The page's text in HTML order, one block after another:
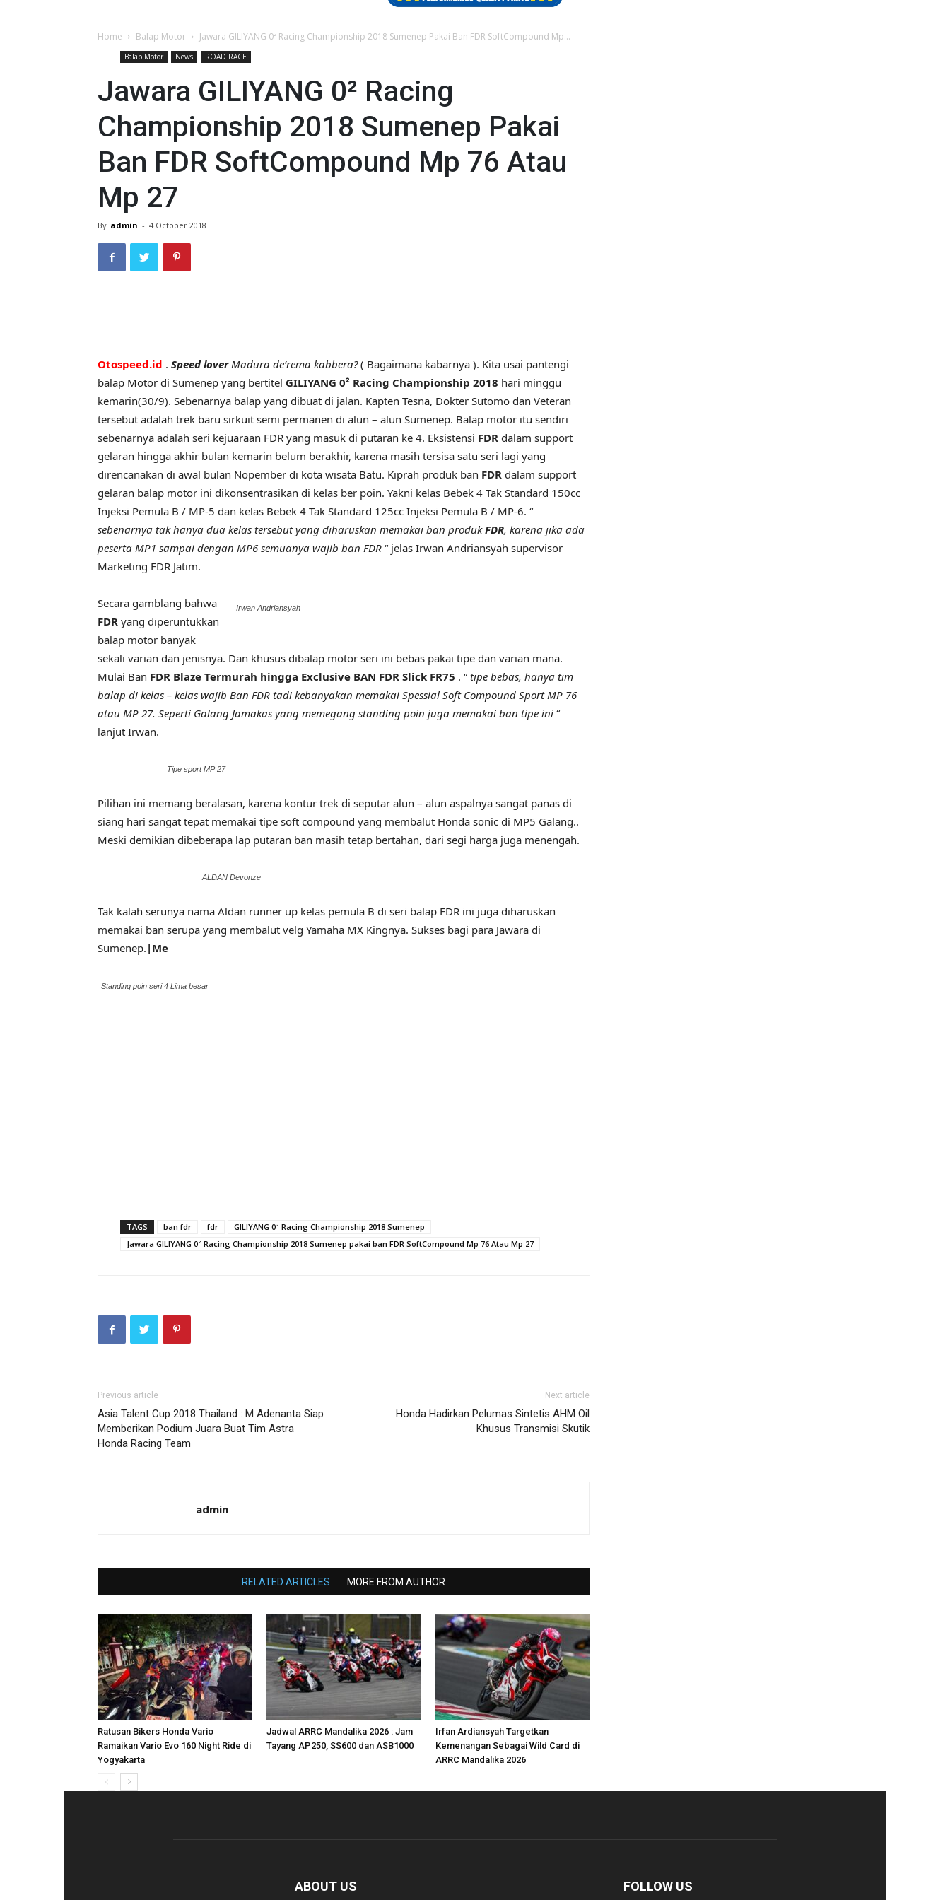
Home Balap Motor Jawara GILIYANG 0² Racing Championship 2018 Sumenep Pakai Ban FDR SoftCompound Mp...
Balap Motor News ROAD RACE
Jawara GILIYANG 0² Racing
Championship 2018 Sumenep Pakai
Ban FDR SoftCompound Mp 76 Atau
Mp 27
By admin - 4 October 2018
Otospeed.id . Speed loverMadura de’rema kabbera?( Bagaimana kabarnya ). Kita usai pantengi
balap Motor di Sumenep yang bertitel GILIYANG 0² Racing Championship 2018 hari minggu
kemarin(30/9). Sebenarnya balap yang dibuat di jalan. Kapten Tesna, Dokter Sutomo dan Veteran
tersebut adalah trek baru sirkuit semi permanen di alun – alun Sumenep. Balap motor itu sendiri
sebenarnya adalah seri kejuaraan FDR yang masuk di putaran ke 4. Eksistensi FDR dalam support
gelaran hingga akhir bulan kemarin belum berakhir, karena masih tersisa satu seri lagi yang
direncanakan di awal bulan Nopember di kota wisata Batu. Kiprah produk ban FDR dalam support
gelaran balap motor ini dikonsentrasikan di kelas ber poin. Yakni kelas Bebek 4 Tak Standard 150cc
Injeksi Pemula B / MP-5 dan kelas Bebek 4 Tak Standard 125cc Injeksi Pemula B / MP-6. “
sebenarnya tak hanya dua kelas tersebut yang diharuskan memakai ban produkFDR, karena jika ada
peserta MP1 sampai dengan MP6 semuanya wajib ban FDR “ jelas Irwan Andriansyah supervisor
Marketing FDR Jatim.
Irwan Andriansyah
Secara gamblang bahwa
FDR yang diperuntukkan
balap motor banyak
sekali varian dan jenisnya. Dan khusus dibalap motor seri ini bebas pakai tipe dan varian mana.
Mulai Ban FDR Blaze Termurah hingga Exclusive BAN FDR Slick FR75 . “ tipe bebas, hanya tim
balap di kelas – kelas wajib Ban FDR tadi kebanyakan memakai Spessial Soft Compound Sport MP 76
atau MP 27. Seperti Galang Jamakas yang memegang standing poin juga memakai ban tipe ini “
lanjut Irwan.
Tipe sport MP 27
Pilihan ini memang beralasan, karena kontur trek di seputar alun – alun aspalnya sangat panas di
siang hari sangat tepat memakai tipe soft compound yang membalut Honda sonic di MP5 Galang..
Meski demikian dibeberapa lap putaran ban masih tetap bertahan, dari segi harga juga menengah.
ALDAN Devonze
Tak kalah serunya nama Aldan runner up kelas pemula B di seri balap FDR ini juga diharuskan
memakai ban serupa yang membalut velg Yamaha MX Kingnya. Sukses bagi para Jawara di
Sumenep. |Me
Standing poin seri 4 Lima besar
TAGS ban fdr fdr
GILIYANG 0² Racing Championship 2018 Sumenep
Jawara GILIYANG 0² Racing Championship 2018 Sumenep pakai ban FDR SoftCompound Mp 76 Atau Mp 27
Previous article
Asia Talent Cup 2018 Thailand : M Adenanta Siap
Memberikan Podium Juara Buat Tim Astra
Honda Racing Team
Next article
Honda Hadirkan Pelumas Sintetis AHM Oil
Khusus Transmisi Skutik
admin
RELATED ARTICLES MORE FROM AUTHOR
Ratusan Bikers Honda Vario
Ramaikan Vario Evo 160 Night Ride di
Yogyakarta
Jadwal ARRC Mandalika 2026 : Jam
Tayang AP250, SS600 dan ASB1000
Irfan Ardiansyah Targetkan
Kemenangan Sebagai Wild Card di
ARRC Mandalika 2026
ABOUT US FOLLOW US